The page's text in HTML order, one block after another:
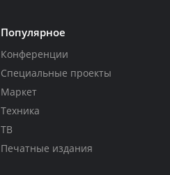
Популярное
Конференции
Специальные проекты
Маркет
Техника
ТВ
Печатные издания